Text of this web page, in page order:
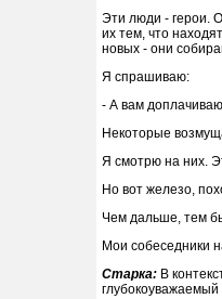
Эти люди - герои.
их тем, что
новых - они
Я спрашиваю:
- А вам
Некоторые
Я смотрю на них.
Но вот железо,
Чем дальше, тем
Мои собеседники
Старка: В